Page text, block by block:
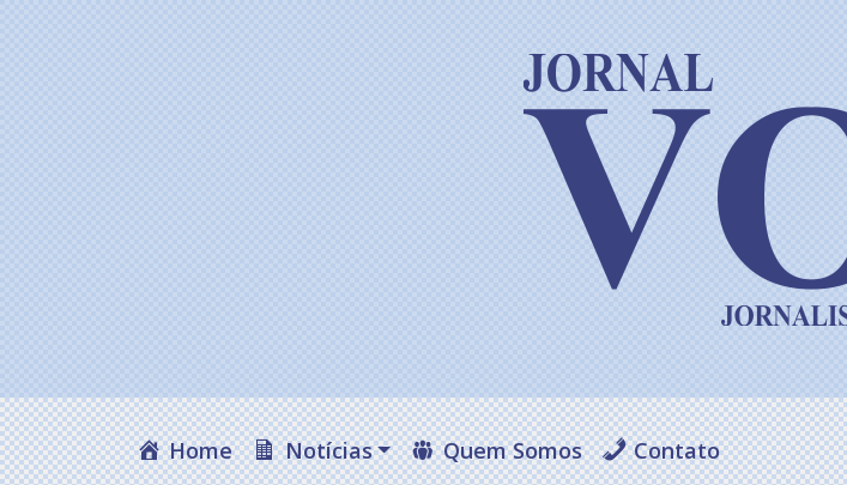
Home Notícias Quem Somos Contato